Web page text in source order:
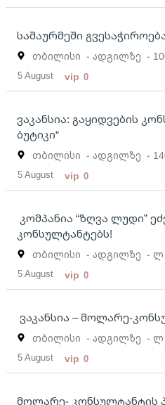
საშაურმეში
თბილისი - ადგილზე -
5 August vip 0
ვაკანსია: გაყიდვების
ბუტიკი“
თბილისი - ადგილზე -
5 August vip 0
კომპანია “ზღვა ლუდი”
კონსულტანტებს!
თბილისი - ადგილზე - ლ
5 August vip 0
ვაკანსია – მოლარე-
თბილისი - ადგილზე - ლ
5 August vip 0
მოლარე- კონსულტანტის